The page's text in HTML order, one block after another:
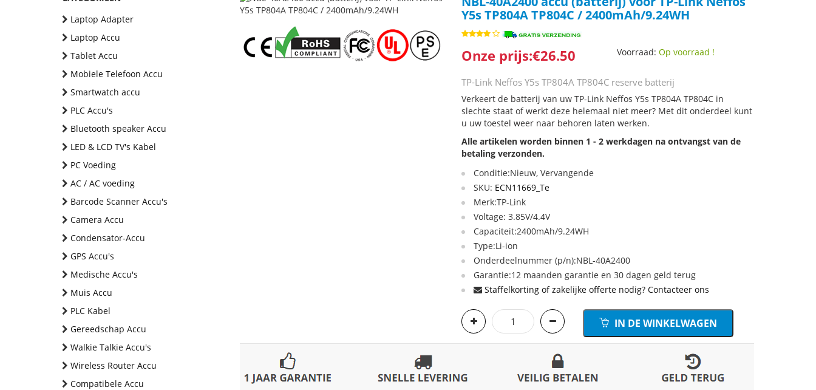
Laptop Adapter
Laptop Accu
Tablet Accu
Mobiele Telefoon Accu
Smartwatch accu
PLC Accu's
Bluetooth speaker Accu
LED & LCD TV's Kabel
PC Voeding
AC / AC voeding
Barcode Scanner Accu's
Camera Accu
Condensator-Accu
GPS Accu's
Medische Accu's
Muis Accu
PLC Kabel
Gereedschap Accu
Walkie Talkie Accu's
Wireless Router Accu
Compatibele Accu
Y5s TP804A TP804C / 2400mAh/9.24WH
Onze prijs:€26.50 Voorraad:Op voorraad !
TP-Link Neffos Y5s TP804A TP804C reserve batterij
Verkeert de batterij van uw TP-Link Neffos Y5s TP804A TP804C in
slechte staat of werkt deze helemaal niet meer? Met dit onderdeel kunt
u uw toestel weer naar behoren laten werken.
Alle artikelen worden binnen 1 - 2 werkdagen na ontvangst van de
betaling verzonden.
Conditie:Nieuw, Vervangende
SKU: ECN11669_Te
Merk:TP-Link
Voltage: 3.85V/4.4V
Capaciteit:2400mAh/9.24WH
Type:Li-ion
Onderdeelnummer (p/n):NBL-40A2400
Garantie:12 maanden garantie en 30 dagen geld terug
Staffelkorting of zakelijke offerte nodig? Contacteer ons
IN DE WINKELWAGEN